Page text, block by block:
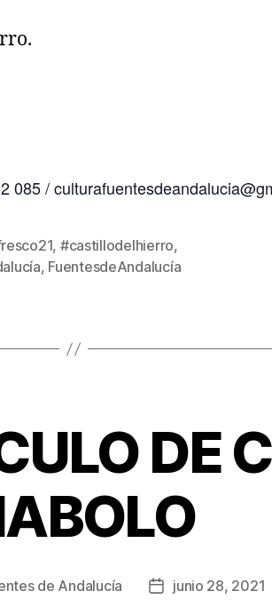
085 /
, #castillodelhierro,
, FuentesdeAndalucía
DE
de Andalucía
junio 28, 2021